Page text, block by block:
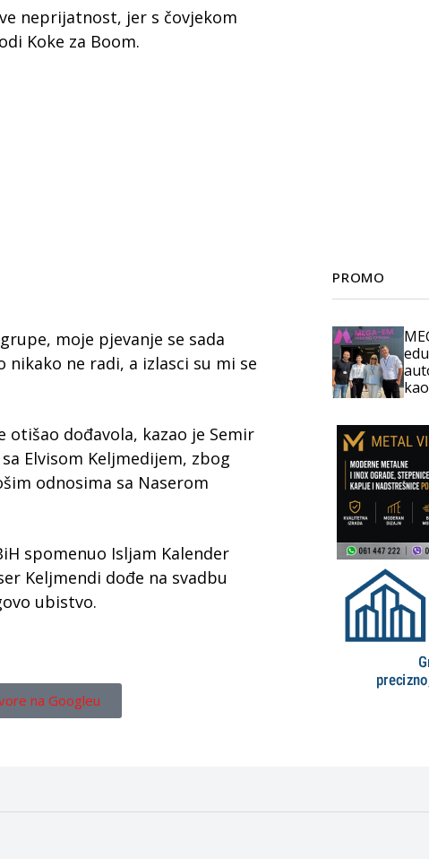
neprijatnost, jer s čovjekom
Koke za Boom.
moje pjevanje se sada
ne radi, a izlasci su mi se
dođavola, kazao je Semir
Elvisom Keljmedijem, zbog
odnosima sa Naserom
spomenuo Isljam Kalender
Keljmendi dođe na svadbu
ubistvo.
na Googleu
PROMO